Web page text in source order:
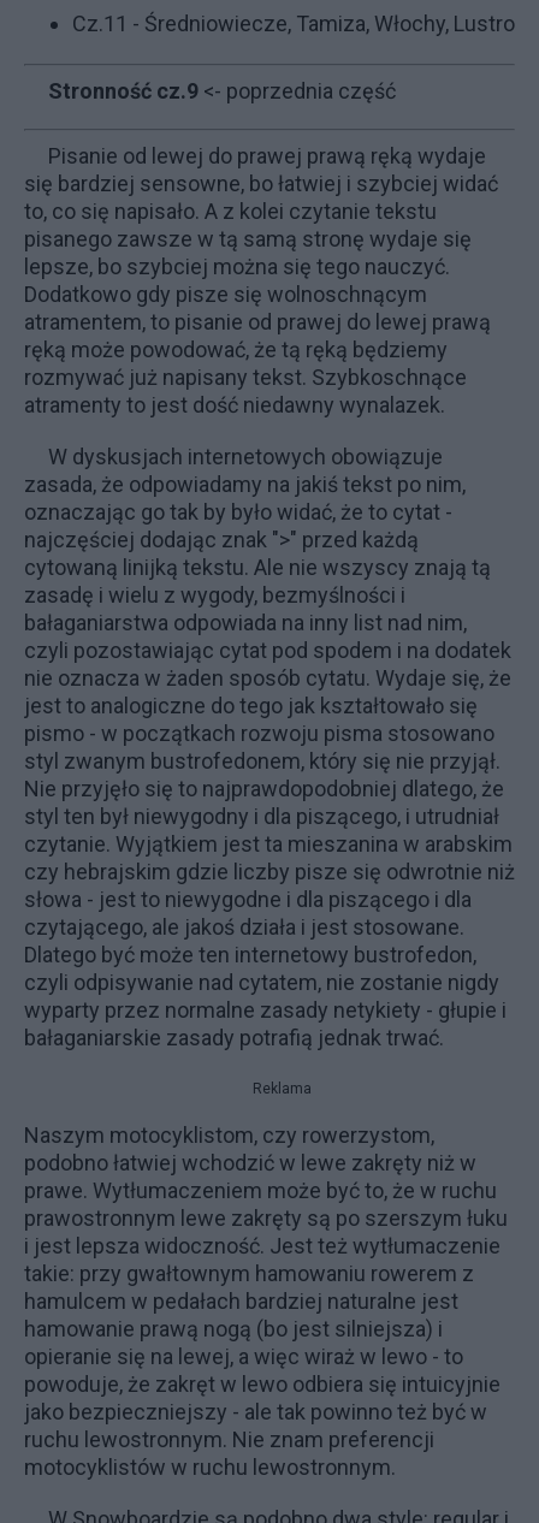
Cz.11 - Średniowiecze, Tamiza, Włochy, Lustro
Stronność cz.9 <- poprzednia część
Pisanie od lewej do prawej prawą ręką wydaje
się bardziej sensowne, bo łatwiej i szybciej widać
to, co się napisało. A z kolei czytanie tekstu
pisanego zawsze w tą samą stronę wydaje się
lepsze, bo szybciej można się tego nauczyć.
Dodatkowo gdy pisze się wolnoschnącym
atramentem, to pisanie od prawej do lewej prawą
ręką może powodować, że tą ręką będziemy
rozmywać już napisany tekst. Szybkoschnące
atramenty to jest dość niedawny wynalazek.
W dyskusjach internetowych obowiązuje
zasada, że odpowiadamy na jakiś tekst po nim,
oznaczając go tak by było widać, że to cytat -
najczęściej dodając znak ">" przed każdą
cytowaną linijką tekstu. Ale nie wszyscy znają tą
zasadę i wielu z wygody, bezmyślności i
bałaganiarstwa odpowiada na inny list nad nim,
czyli pozostawiając cytat pod spodem i na dodatek
nie oznacza w żaden sposób cytatu. Wydaje się, że
jest to analogiczne do tego jak kształtowało się
pismo - w początkach rozwoju pisma stosowano
styl zwanym bustrofedonem, który się nie przyjął.
Nie przyjęło się to najprawdopodobniej dlatego, że
styl ten był niewygodny i dla piszącego, i utrudniał
czytanie. Wyjątkiem jest ta mieszanina w arabskim
czy hebrajskim gdzie liczby pisze się odwrotnie niż
słowa - jest to niewygodne i dla piszącego i dla
czytającego, ale jakoś działa i jest stosowane.
Dlatego być może ten internetowy bustrofedon,
czyli odpisywanie nad cytatem, nie zostanie nigdy
wyparty przez normalne zasady netykiety - głupie i
bałaganiarskie zasady potrafią jednak trwać.
Reklama
Naszym motocyklistom, czy rowerzystom,
podobno łatwiej wchodzić w lewe zakręty niż w
prawe. Wytłumaczeniem może być to, że w ruchu
prawostronnym lewe zakręty są po szerszym łuku
i jest lepsza widoczność. Jest też wytłumaczenie
takie: przy gwałtownym hamowaniu rowerem z
hamulcem w pedałach bardziej naturalne jest
hamowanie prawą nogą (bo jest silniejsza) i
opieranie się na lewej, a więc wiraż w lewo - to
powoduje, że zakręt w lewo odbiera się intuicyjnie
jako bezpieczniejszy - ale tak powinno też być w
ruchu lewostronnym. Nie znam preferencji
motocyklistów w ruchu lewostronnym.